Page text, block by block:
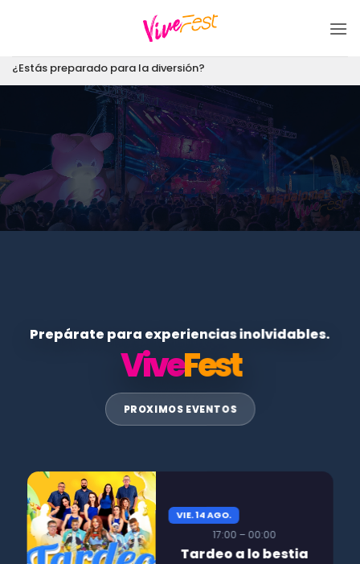
¿Estás preparado para la diversión?
Prepárate para experiencias inolvidables.
ViveFest
PROXIMOS EVENTOS
VIE. 14 AGO.
17:00 – 00:00
Tardeo a lo bestia